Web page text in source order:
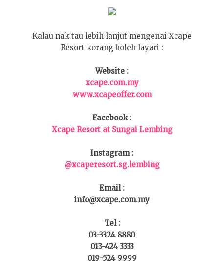
Kalau nak tau lebih lanjut mengenai Xcape
Resort korang boleh layari :
Website :
xcape.com.my
www.xcapeoffer.com
Facebook :
Xcape Resort at Sungai Lembing
Instagram :
@xcaperesort.sg.lembing
Email :
info@xcape.com.my
Tel :
03-3324 8880
013-424 3333
019-524 9999